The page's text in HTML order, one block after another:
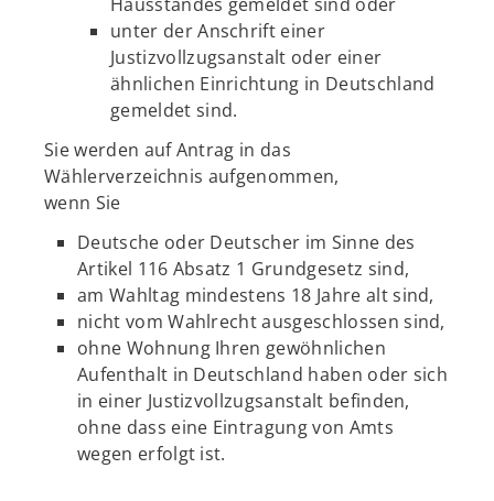
unter der Anschrift einer
Justizvollzugsanstalt oder einer
ähnlichen Einrichtung in Deutschland
gemeldet sind.
Sie werden auf Antrag in das
Wählerverzeichnis aufgenommen,
wenn Sie
Deutsche oder Deutscher im Sinne des
Artikel 116 Absatz 1 Grundgesetz sind,
am Wahltag mindestens 18 Jahre alt sind,
nicht vom Wahlrecht ausgeschlossen sind,
ohne Wohnung Ihren gewöhnlichen
Aufenthalt in Deutschland haben oder sich
in einer Justizvollzugsanstalt befinden,
ohne dass eine Eintragung von Amts
wegen erfolgt ist.